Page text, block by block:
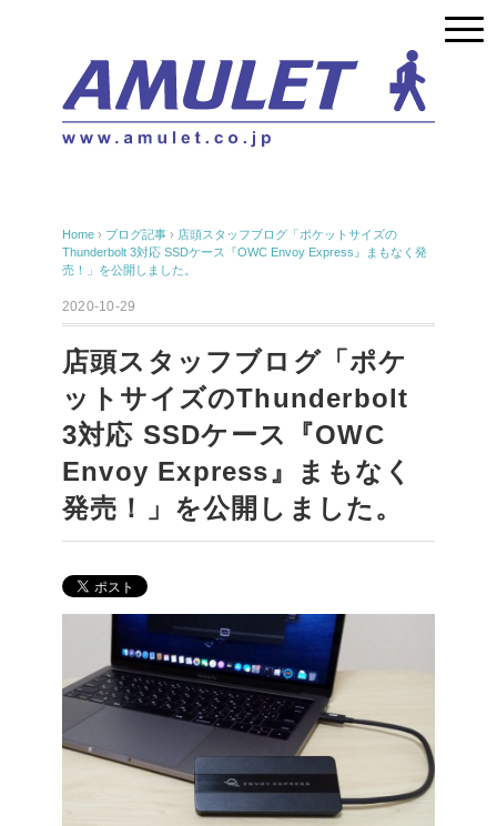
Home › ブログ記事 › 店頭スタッフブログ「ポケットサイズの
Thunderbolt 3対応 SSDケース『OWC Envoy Express』まもなく発
売！」を公開しました。
2020-10-29
店頭スタッフブログ「ポケ
ットサイズのThunderbolt
3対応 SSDケース『OWC
Envoy Express』まもなく
発売！」を公開しました。